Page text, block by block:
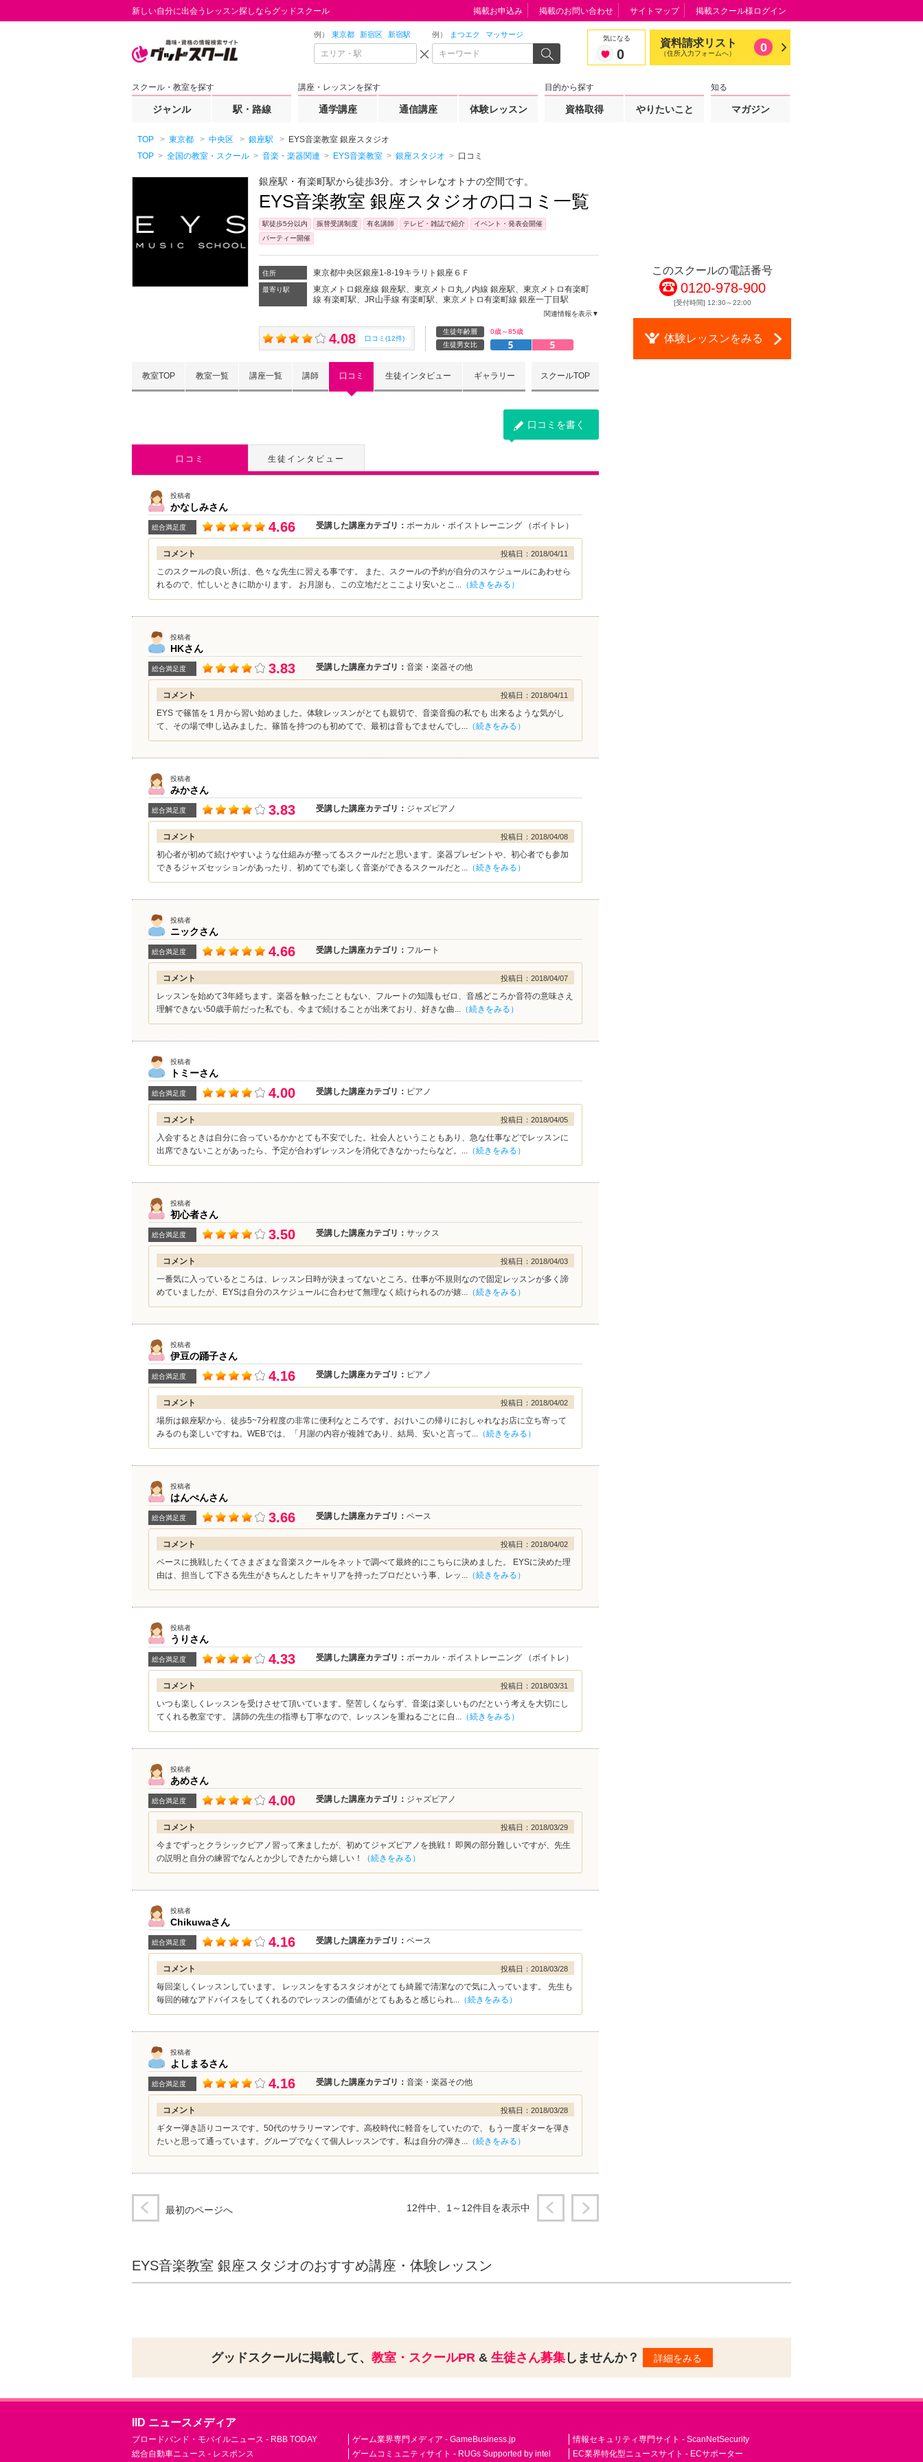
新しい自分に出会うレッスン探しならグッドスクール
例） 東京都 新宿区 新宿駅 例） まつエク マッサージ 気になる
0
資料請求リスト
（住所入力フォームへ） 0
スクール・教室を探す
ジャンル 駅・路線
講座・レッスンを探す
通学講座 通信講座 体験レッスン
目的から探す
資格取得 やりたいこと
知る
マガジン
掲載お申込み 掲載のお問い合わせ サイトマップ 掲載スクール様ログイン
TOP 東京都 中央区 銀座駅
EYS音楽教室 銀座スタジオ
TOP
全国の教室・スクール 音楽・楽器関連 EYS音楽教室 銀座スタジオ 口コミ
銀座駅・有楽町駅から徒歩3分。オシャレなオトナの空間です。
EYS音楽教室 銀座スタジオの口コミ一覧
駅徒歩5分以内 振替受講制度 有名講師 テレビ・雑誌で紹介
イベント・発表会開催
パーティー開催
住所 東京都中央区銀座1-8-19キラリト銀座６Ｆ
最寄り駅
東京メトロ銀座線 銀座駅、東京メトロ丸ノ内線 銀座駅、東京メトロ有楽町
線 有楽町駅、JR山手線 有楽町駅、東京メトロ有楽町線 銀座一丁目駅
関連情報を表示▼
4.08 口コミ(12件)
生徒年齢層
0歳～85歳
生徒男女比
教室TOP 教室一覧 講座一覧 講師 口コミ 生徒インタビュー ギャラリー スクールTOP
口コミを書く
口コミ 生徒インタビュー
投稿者
かなしみさん
総合満足度 4.66 受講した講座カテゴリ： ボーカル・ボイストレーニング （ボイトレ）
コメント 投稿日：2018/04/11
このスクールの良い所は、色々な先生に習える事です。 また、スクールの予約が自分のスケジュールにあわせら
れるので、忙しいときに助かります。 お月謝も、この立地だとここより安いとこ... （続きをみる）
投稿者
HKさん
総合満足度 3.83 受講した講座カテゴリ： 音楽・楽器その他
コメント 投稿日：2018/04/11
EYS で篠笛を１月から習い始めました。体験レッスンがとても親切で、音楽音痴の私でも 出来るような気がし
て、その場で申し込みました。篠笛を持つのも初めてで、最初は音もでませんでし... （続きをみる）
投稿者
みかさん
総合満足度 3.83 受講した講座カテゴリ： ジャズピアノ
コメント 投稿日：2018/04/08
初心者が初めて続けやすいような仕組みが整ってるスクールだと思います。楽器プレゼントや、初心者でも参加
できるジャズセッションがあったり、初めてでも楽しく音楽ができるスクールだと... （続きをみる）
投稿者
ニックさん
総合満足度 4.66 受講した講座カテゴリ： フルート
コメント 投稿日：2018/04/07
レッスンを始めて3年経ちます。楽器を触ったこともない、フルートの知識もゼロ、音感どころか音符の意味さえ
理解できない50歳手前だった私でも、今まで続けることが出来ており、好きな曲... （続きをみる）
投稿者
トミーさん
総合満足度 4.00 受講した講座カテゴリ： ピアノ
コメント 投稿日：2018/04/05
入会するときは自分に合っているかかとても不安でした。社会人ということもあり、急な仕事などでレッスンに
出席できないことがあったら、予定が合わずレッスンを消化できなかったらなど。... （続きをみる）
投稿者
初心者さん
総合満足度 3.50 受講した講座カテゴリ： サックス
コメント 投稿日：2018/04/03
一番気に入っているところは、レッスン日時が決まってないところ。仕事が不規則なので固定レッスンが多く諦
めていましたが、EYSは自分のスケジュールに合わせて無理なく続けられるのが嬉... （続きをみる）
投稿者
伊豆の踊子さん
総合満足度 4.16 受講した講座カテゴリ： ピアノ
コメント 投稿日：2018/04/02
場所は銀座駅から、徒歩5~7分程度の非常に便利なところです。おけいこの帰りにおしゃれなお店に立ち寄って
みるのも楽しいですね。WEBでは、「月謝の内容が複雑であり、結局、安いと言って... （続きをみる）
投稿者
はんぺんさん
総合満足度 3.66 受講した講座カテゴリ： ベース
コメント 投稿日：2018/04/02
ベースに挑戦したくてさまざまな音楽スクールをネットで調べて最終的にこちらに決めました。 EYSに決めた理
由は、担当して下さる先生がきちんとしたキャリアを持ったプロだという事、レッ... （続きをみる）
投稿者
うり さん
総合満足度 4.33 受講した講座カテゴリ： ボーカル・ボイストレーニング （ボイトレ）
コメント 投稿日：2018/03/31
いつも楽しくレッスンを受けさせて頂いています。堅苦しくならず、音楽は楽しいものだという考えを大切にし
てくれる教室です。 講師の先生の指導も丁寧なので、レッスンを重ねるごとに自... （続きをみる）
投稿者
あめさん
総合満足度 4.00 受講した講座カテゴリ： ジャズピアノ
コメント 投稿日：2018/03/29
今までずっとクラシックピアノ習って来ましたが、初めてジャズピアノを挑戦！ 即興の部分難しいですが、先生
の説明と自分の練習でなんとか少しできたから嬉しい！
（続きをみる）
投稿者
Chikuwaさん
総合満足度 4.16 受講した講座カテゴリ： ベース
コメント 投稿日：2018/03/28
毎回楽しくレッスンしています。 レッスンをするスタジオがとても綺麗で清潔なので気に入っています。 先生も
毎回的確なアドバイスをしてくれるのでレッスンの価値がとてもあると感じられ... （続きをみる）
投稿者
よしまるさん
総合満足度 4.16 受講した講座カテゴリ： 音楽・楽器その他
コメント 投稿日：2018/03/28
ギター弾き語りコースです。50代のサラリーマンです。高校時代に軽音をしていたので、もう一度ギターを弾き
たいと思って通っています。グループでなくて個人レッスンです。私は自分の弾き... （続きをみる）
12件中、1～12件目を表示中
最初のページへ
このスクールの電話番号
0120-978-900
[受付時間] 12:30～22:00
体験レッスンをみる
EYS音楽教室 銀座スタジオのおすすめ講座・体験レッスン
グッドスクールに掲載して、 教室・スクールPR& 生徒さん募集しませんか？ 詳細をみる
IID ニュースメディア
ブロードバンド・モバイルニュース - RBB TODAY
総合自動車ニュース - レスポンス
ゲーム業界専門メディア - GameBusiness.jp
ゲームコミュニティサイト - RUGs Supported by intel
情報セキュリティ専門サイト - ScanNetSecurity
EC業界特化型ニュースサイト - ECサポーター